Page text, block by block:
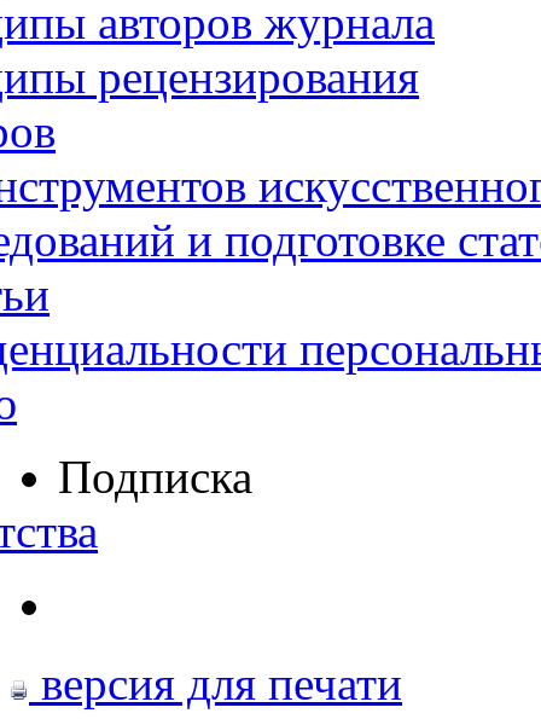
авторов журнала
рецензирования
и подготовке
Подписка
версия для печати